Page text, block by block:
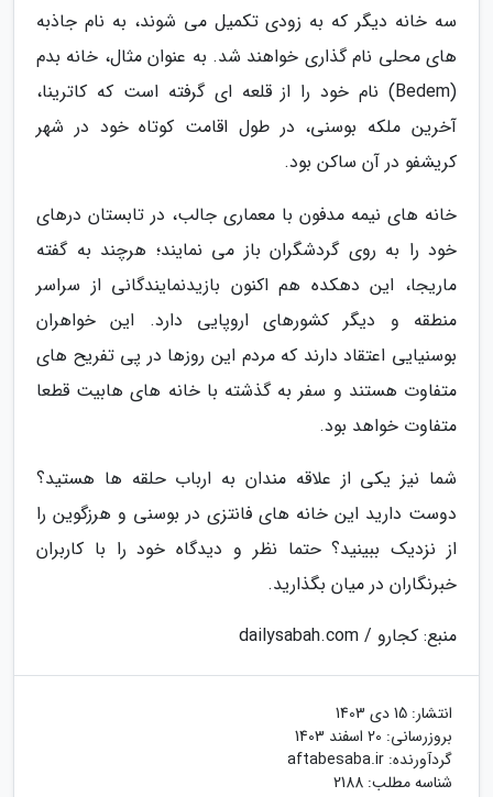
سه خانه دیگر که به زودی تکمیل می شوند، به نام جاذبه
های محلی نام گذاری خواهند شد. به عنوان مثال، خانه بدم
(Bedem) نام خود را از قلعه ای گرفته است که کاترینا،
آخرین ملکه بوسنی، در طول اقامت کوتاه خود در شهر
کریشفو در آن ساکن بود.
خانه های نیمه مدفون با معماری جالب، در تابستان درهای
خود را به روی گردشگران باز می نمایند؛ هرچند به گفته
ماریجا، این دهکده هم اکنون بازیدنمایندگانی از سراسر
منطقه و دیگر کشورهای اروپایی دارد. این خواهران
بوسنیایی اعتقاد دارند که مردم این روزها در پی تفریح های
متفاوت هستند و سفر به گذشته با خانه های هابیت قطعا
متفاوت خواهد بود.
شما نیز یکی از علاقه مندان به ارباب حلقه ها هستید؟
دوست دارید این خانه های فانتزی در بوسنی و هرزگوین را
از نزدیک ببینید؟ حتما نظر و دیدگاه خود را با کاربران
خبرنگاران در میان بگذارید.
منبع: کجارو / dailysabah.com
انتشار: 15 دی 1403
بروزرسانی: 20 اسفند 1403
گردآورنده: aftabesaba.ir
شناسه مطلب: 2188